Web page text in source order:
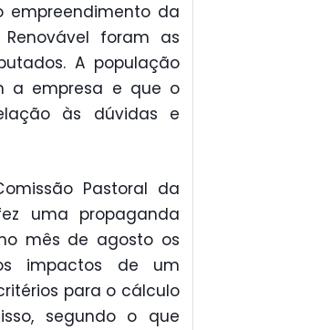
empreendimento da
foram as
A população
a empresa e que o
às dúvidas e
Pastoral da
uma propaganda
mês de agosto os
impactos de um
para o cálculo
segundo o que